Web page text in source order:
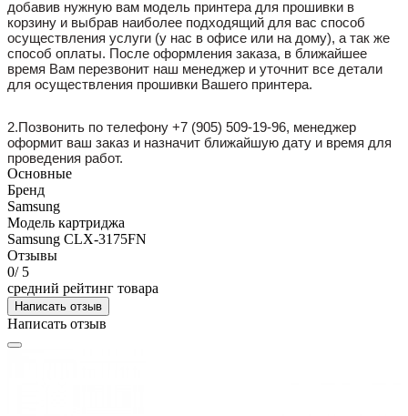
добавив нужную вам модель принтера для прошивки в
корзину и выбрав наиболее подходящий для вас способ
осуществления услуги (у нас в офисе или на дому), а так же
способ оплаты. После оформления заказа, в ближайшее
время Вам перезвонит наш менеджер и уточнит все детали
для осуществления прошивки Вашего принтера.
2.Позвонить по телефону +7 (905) 509-19-96, менеджер
оформит ваш заказ и назначит ближайшую дату и время для
проведения работ.
Основные
Бренд
Samsung
Модель картриджа
Samsung CLX-3175FN
Отзывы
0/ 5
средний рейтинг товара
Написать отзыв
Написать отзыв